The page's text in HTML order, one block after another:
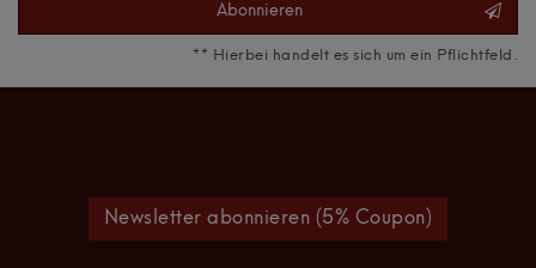
Abonnieren
** Hierbei handelt es sich um ein Pflichtfeld.
Newsletter abonnieren (5% Coupon)